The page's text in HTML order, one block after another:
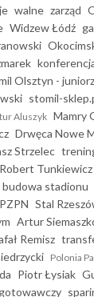
walne zarząd
Widzew Łódź
Olsztyn -
stomil-
Aluszyk Mamry
Drwęca Nowe
Strzelec
Robert Tunkiewicz
budowa stadionu
PZPN Stal
Artur
Remisz
Polonia
Piotr Łysiak